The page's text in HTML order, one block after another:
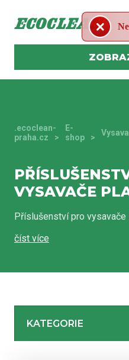
.ecoclean-
praha.cz
E-
shop
VYSAVAČE
Příslušenství pro vysavače
KATEGORIE